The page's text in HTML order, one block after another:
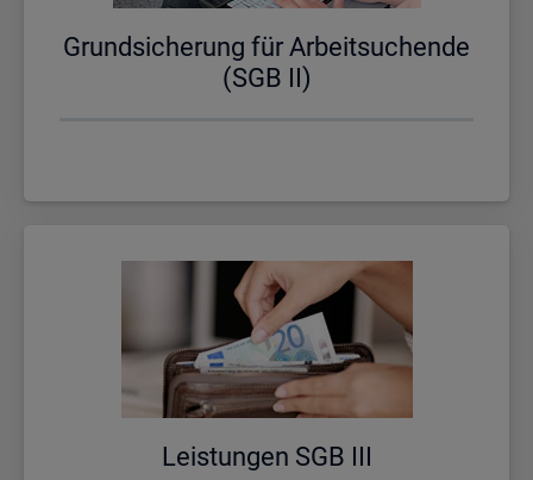
Grund­si­che­rung für Ar­beit­su­chen­de
(SGB II)
Leis­tun­gen SGB III